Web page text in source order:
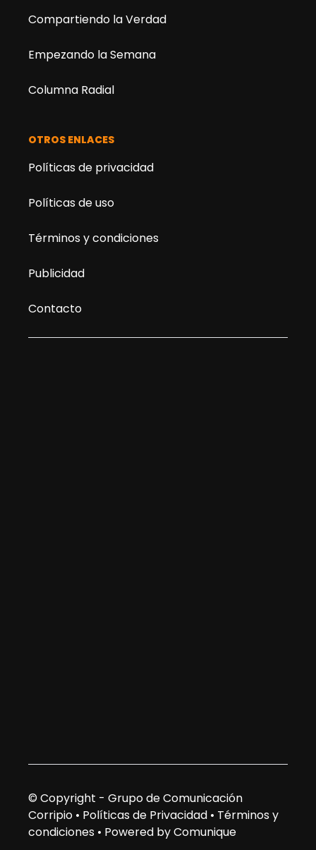
Compartiendo la Verdad
Empezando la Semana
Columna Radial
OTROS ENLACES
Políticas de privacidad
Políticas de uso
Términos y condiciones
Publicidad
Contacto
© Copyright - Grupo de Comunicación
Corripio • Políticas de Privacidad • Términos y
condiciones • Powered by Comunique